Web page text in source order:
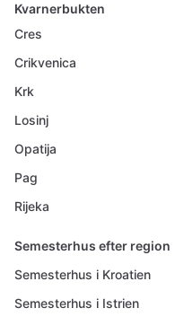
Kvarnerbukten
Cres
Crikvenica
Krk
Losinj
Opatija
Pag
Rijeka
Semesterhus efter region
Semesterhus i Kroatien
Semesterhus i Istrien